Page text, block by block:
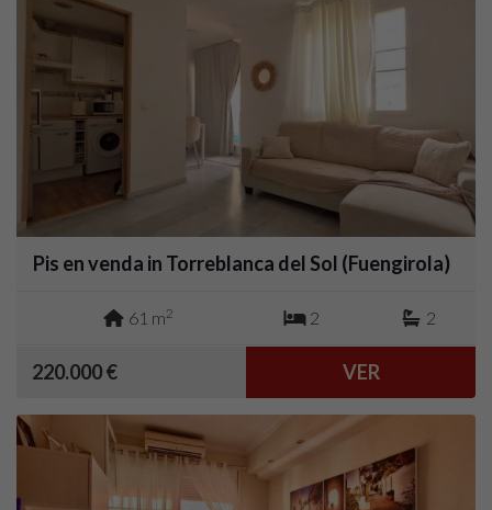
Pis en venda in Torreblanca del Sol (Fuengirola)
61 m2 2 2
220.000 € VER